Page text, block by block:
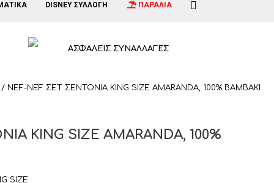
DISNEY ΣΥΛΛΟΓΗ ΠΑΡΑΛΙΑ
ΑΣΦΑΛΕΙΣ ΣΥΝΑΛΛΑΓΕΣ
/ NEF-NEF ΣΕΤ ΣΕΝΤΟΝΙΑ KING SIZE AMARANDA, 100% ΒΑΜΒΑΚΙ
KING SIZE AMARANDA, 100%
SIZE